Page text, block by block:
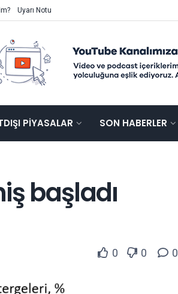
Uyarı Notu
PIYASALAR SON HABERLER
başladı
0 0 0